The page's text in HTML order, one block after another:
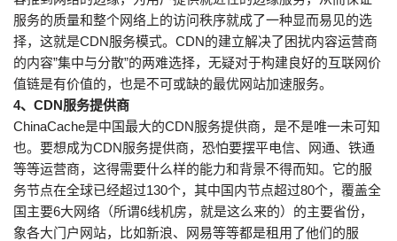
服务的质量和整个网络上的访问秩序就成了一种显而易见的选
择，这就是CDN服务模式。CDN的建立解决了困扰内容运营商
的内容”集中与分散”的两难选择，无疑对于构建良好的互联网价
值链是有价值的，也是不可或缺的最优网站加速服务。
4、CDN服务提供商
ChinaCache是中国最大的CDN服务提供商，是不是唯一未可知
也。要想成为CDN服务提供商，恐怕要摆平电信、网通、铁通
等等运营商，这得需要什么样的能力和背景不得而知。它的服
务节点在全球已经超过130个，其中国内节点超过80个，覆盖全
国主要6大网络（所谓6线机房，就是这么来的）的主要省份，
象各大门户网站，比如新浪、网易等等都是租用了他们的服